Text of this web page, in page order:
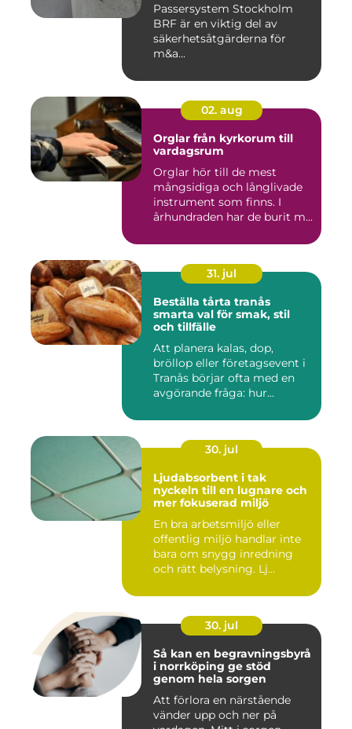
Passersystem Stockholm
BRF är en viktig del av
säkerhetsåtgärderna för
m&a...
02. aug
Orglar från kyrkorum till
vardagsrum
Orglar hör till de mest
mångsidiga och långlivade
instrument som finns. I
århundraden har de burit m...
31. jul
Beställa tårta tranås
smarta val för smak, stil
och tillfälle
Att planera kalas, dop,
bröllop eller företagsevent i
Tranås börjar ofta med en
avgörande fråga: hur...
30. jul
Ljudabsorbent i tak
nyckeln till en lugnare och
mer fokuserad miljö
En bra arbetsmiljö eller
offentlig miljö handlar inte
bara om snygg inredning
och rätt belysning. Lj...
30. jul
Så kan en begravningsbyrå
i norrköping ge stöd
genom hela sorgen
Att förlora en närstående
vänder upp och ner på